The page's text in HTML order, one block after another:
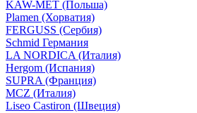
KAW-MET (Польша)
Plamen (Хорватия)
FERGUSS (Сербия)
Schmid Германия
LA NORDICA (Италия)
Hergom (Испания)
SUPRA (Франция)
MCZ (Италия)
Liseo Castiron (Швеция)